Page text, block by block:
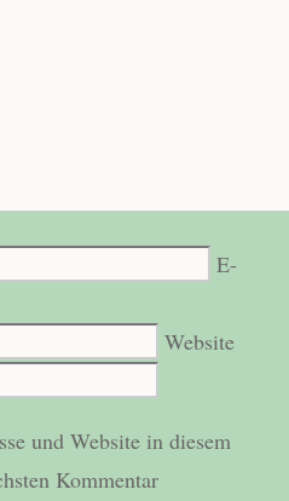
E-
Website
und Website in diesem
Kommentar